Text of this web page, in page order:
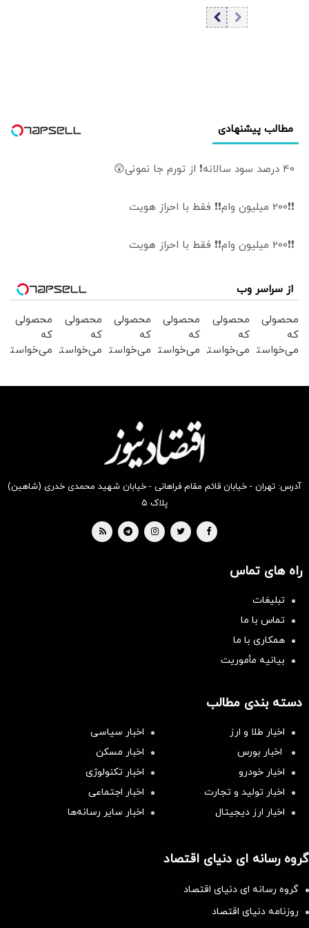
آمریکا می شود؟ |
چرا پیمان مکه، هم
پیشین بانک مرکزی
| چرا سیاست پولی
مطالب پیشنهادی
40 درصد سود سالانه❗ از تورم جا نمونی😲
❗❗200 میلیون وام❗❗ فقط با احراز هویت
❗❗200 میلیون وام❗❗ فقط با احراز هویت
از سراسر وب
محصولی
که
می‌خواستی
محصولی
که
می‌خواستی
محصولی
که
می‌خواستی
بخر !
محصولی
که
می‌خواستی
بخر !
محصولی
که
می‌خواستی
محصولی
که
می‌خواستی
آدرس: تهران - خیابان قائم مقام فراهانی - خیابان شهید محمدی خدری (شاهین)
پلاک ۵
راه های تماس
تبلیغات
تماس با ما
همکاری با ما
بیانیه مأموریت
دسته بندی مطالب
اخبار طلا و ارز
اخبار سیاسی
اخبار بورس
اخبار مسکن
اخبار خودرو
اخبار تکنولوژی
اخبار تولید و تجارت
اخبار اجتماعی
اخبار ارز دیجیتال
اخبار سایر رسانه‌‌ها
گروه رسانه ای دنیای اقتصاد
گروه رسانه ای دنیای اقتصاد
روزنامه دنیای اقتصاد